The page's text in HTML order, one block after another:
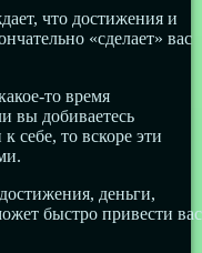
что достижения и
«сделает» вас
то время
вы добиваетесь
себе, то вскоре эти
деньги,
быстро привести вас